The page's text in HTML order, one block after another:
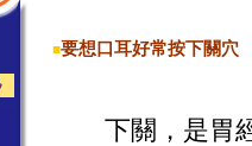
■要想口耳好常按下關穴
下關，是胃經